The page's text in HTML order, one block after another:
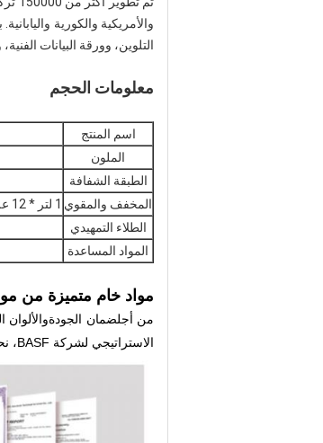
والأمريكية والكورية
التلوين، وورقة البيانات
معلومات الحجم
اسم المنتج
الملون
الطبقة الشفافة
المخفف والمقوي 1 لتر * 12 علبة / 0.5 لتر * 12 علبة / 0.25 لتر * 12 علبة / 5 لتر * 4 علب / 4 لتر * 6 علب
الطلاء التمهيدي
المواد المساعدة
مواد خام متميزة من
من أجلضمان الجودة
الاستراتيجي لشركة BASF، نحن أكبر مشتر صيني لموادهم الخام.